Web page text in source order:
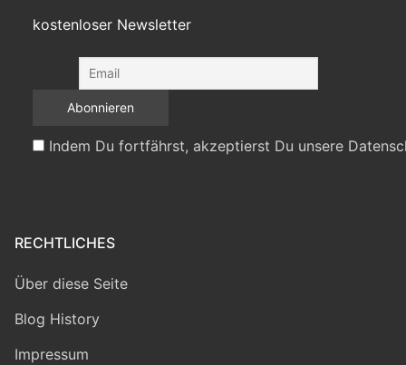
kostenloser Newsletter
Indem Du fortfährst, akzeptierst Du unsere
RECHTLICHES
Über diese Seite
Blog History
Impressum